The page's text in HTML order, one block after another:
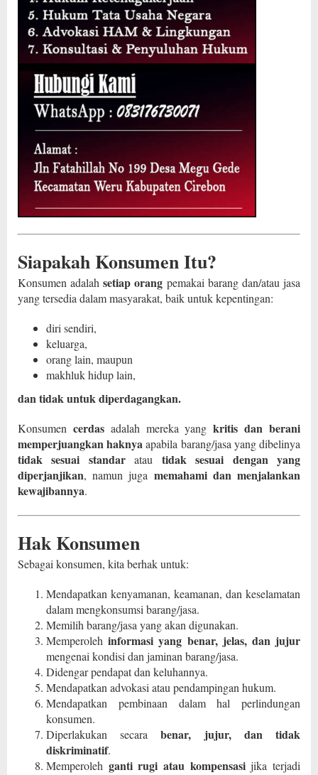
Siapakah Konsumen Itu?
Konsumen adalahsetiap orang pemakai barang dan/atau jasa
yang tersedia dalam masyarakat, baik untuk kepentingan:
diri sendiri,
keluarga,
orang lain, maupun
makhluk hidup lain,
dan tidak untuk diperdagangkan.
Konsumen cerdasadalah mereka yangkritis dan berani
memperjuangkan haknyaapabila barang/jasa yang dibelinya
tidak sesuai standaratau tidak sesuai dengan yang
diperjanjikan, namun juga memahami dan menjalankan
kewajibannya.
Hak Konsumen
Sebagai konsumen, kita berhak untuk:
Mendapatkan kenyamanan, keamanan, dan keselamatan
dalam mengkonsumsi barang/jasa.
Memilih barang/jasa yang akan digunakan.
Memperolehinformasi yang benar, jelas, dan jujur
mengenai kondisi dan jaminan barang/jasa.
Didengar pendapat dan keluhannya.
Mendapatkan advokasi atau pendampingan hukum.
Mendapatkan pembinaan dalam hal perlindungan
konsumen.
Diperlakukan secarabenar, jujur, dan tidak
diskriminatif.
Memperoleh ganti rugi atau kompensasijika terjadi